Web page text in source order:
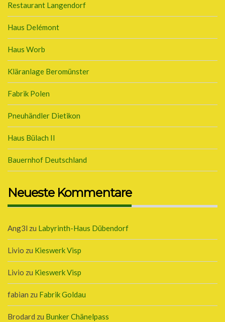
Restaurant Langendorf
Haus Delémont
Haus Worb
Kläranlage Beromünster
Fabrik Polen
Pneuhändler Dietikon
Haus Bülach II
Bauernhof Deutschland
Neueste Kommentare
Ang3l zu Labyrinth-Haus Dübendorf
Livio zu Kieswerk Visp
Livio zu Kieswerk Visp
fabian zu Fabrik Goldau
Brodard zu Bunker Chänelpass